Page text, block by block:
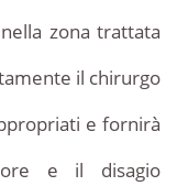
zona trattata
il chirurgo
e fornirà
e il disagio